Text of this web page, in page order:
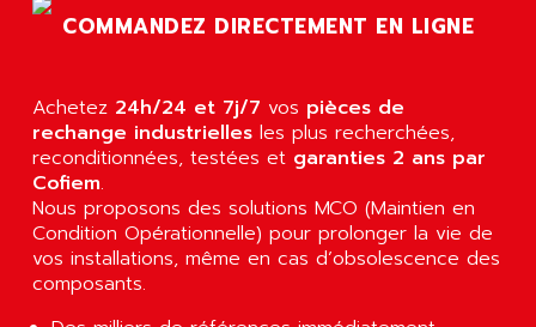
FLEX I/O
PANELVIEW 1000
NT620C
SIMATIC S5-101
SIMATIC TOUCH PANEL
S900 II
S900
AHLBERG ELECTRONICS
AIR
AIR ET PULVERISATION
AIR LIQUIDE
AIR SYSTEMS
AIR WORTHINGTON CREYSSENSAC
AIRBUS
AIRCOM
COMMANDEZ DIRECTEMENT EN LIGNE
Achetez 24h/24 et 7j/7 vos pièces de
rechange industrielles les plus recherchées,
reconditionnées, testées et garanties 2 ans par
Cofiem.
Nous proposons des solutions MCO (Maintien en
Condition Opérationnelle) pour prolonger la vie de
vos installations, même en cas d’obsolescence des
composants.